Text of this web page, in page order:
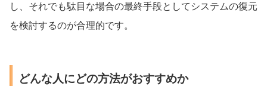
し、それでも駄目な場合の最終手段としてシステムの復元
を検討するのが合理的です。
どんな人にどの方法がおすすめか